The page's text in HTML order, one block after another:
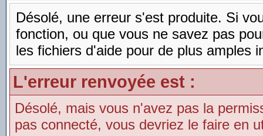
Désolé, une erreur s'est produite. Si
fonction, ou que vous ne savez pas
les fichiers d'aide pour de plus amples
L'erreur renvoyée est :
Désolé, mais vous n'avez pas la
pas connecté, vous devriez le faire en